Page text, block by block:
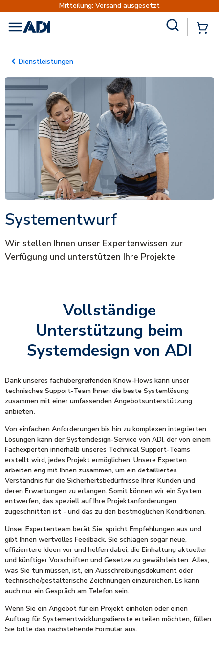
Mitteilung: Versand ausgesetzt
menu
Dienstleistungen
Systementwurf
Wir stellen Ihnen unser Expertenwissen zur
Verfügung und unterstützen Ihre Projekte
Vollständige
Unterstützung beim
Systemdesign von ADI
Dank unseres fachübergreifenden Know-Hows kann unser
technisches Support-Team Ihnen die beste Systemlösung
zusammen mit einer umfassenden Angebotsunterstützung
anbieten.
Von einfachen Anforderungen bis hin zu komplexen integrierten
Lösungen kann der Systemdesign-Service von ADI, der von einem
Fachexperten innerhalb unseres Technical Support-Teams
erstellt wird, jedes Projekt ermöglichen. Unsere Experten
arbeiten eng mit Ihnen zusammen, um ein detailliertes
Verständnis für die Sicherheitsbedürfnisse Ihrer Kunden und
deren Erwartungen zu erlangen. Somit können wir ein System
entwerfen, das speziell auf Ihre Projektanforderungen
zugeschnitten ist - und das zu den bestmöglichen Konditionen.
Unser Expertenteam berät Sie, spricht Empfehlungen aus und
gibt Ihnen wertvolles Feedback. Sie schlagen sogar neue,
effizientere Ideen vor und helfen dabei, die Einhaltung aktueller
und künftiger Vorschriften und Gesetze zu gewährleisten. Alles,
was Sie tun müssen, ist, ein Ausschreibungsdokument oder
technische/gestalterische Zeichnungen einzureichen. Es kann
auch nur ein Gespräch am Telefon sein.
Wenn Sie ein Angebot für ein Projekt einholen oder einen
Auftrag für Systementwicklungsdienste erteilen möchten, füllen
Sie bitte das nachstehende Formular aus.